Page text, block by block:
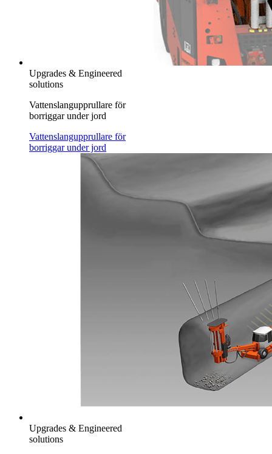
Upgrades & Engineered
solutions
Vattenslangupprullare för
borriggar under jord
Vattenslangupprullare för
borriggar under jord
Upgrades & Engineered
solutions